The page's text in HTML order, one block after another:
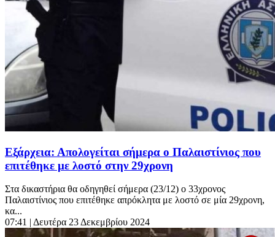
Εξάρχεια: Απολογείται σήμερα ο Παλαιστίνιος που
επιτέθηκε με λοστό στην 29χρονη
Στα δικαστήρια θα οδηγηθεί σήμερα (23/12) ο 33χρονος
Παλαιστίνιος που επιτέθηκε απρόκλητα με λοστό σε μία 29χρονη,
κα...
07:41 | Δευτέρα 23 Δεκεμβρίου 2024